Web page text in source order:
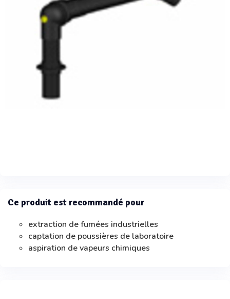
Ce produit est recommandé pour
extraction de fumées industrielles
captation de poussières de laboratoire
aspiration de vapeurs chimiques